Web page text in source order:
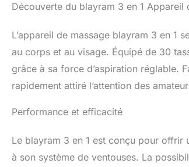
Découverte du blayram 3 en 1 Appareil
L’appareil de massage blayram 3 en 1
au corps et au visage. Équipé de 30
grâce à sa force d’aspiration réglable.
rapidement attiré l’attention des
Performance et efficacité
Le blayram 3 en 1 est conçu pour
à son système de ventouses. La